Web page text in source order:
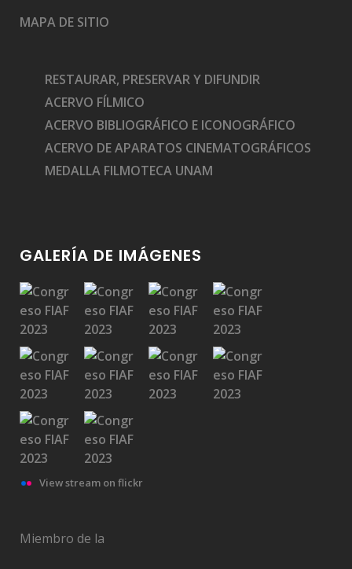
MAPA DE SITIO
RESTAURAR, PRESERVAR Y DIFUNDIR
ACERVO FÍLMICO
ACERVO BIBLIOGRÁFICO E ICONOGRÁFICO
ACERVO DE APARATOS CINEMATOGRÁFICOS
MEDALLA FILMOTECA UNAM
GALERÍA DE IMÁGENES
View stream on flickr
Miembro de la